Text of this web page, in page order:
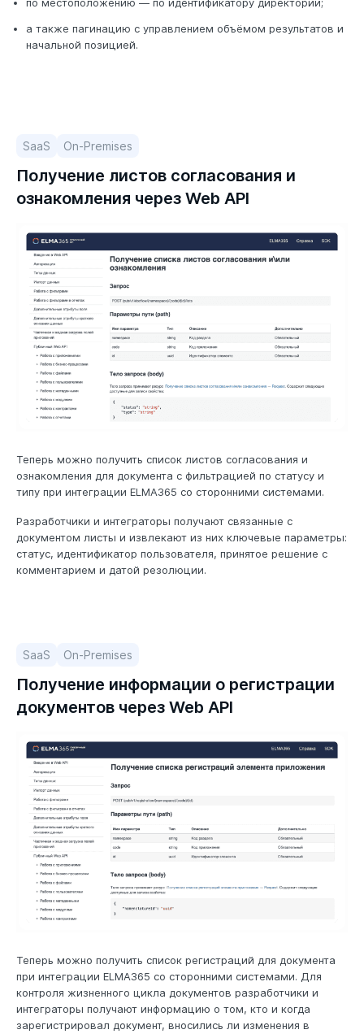
а также пагинацию с управлением объёмом результатов и
начальной позицией.
SaaS On-Premises
Получение листов согласования и
ознакомления через Web API
Теперь можно получить список листов согласования и
ознакомления для документа с фильтрацией по статусу и
типу при интеграции ELMA365 со сторонними системами.
Разработчики и интеграторы получают связанные с
документом листы и извлекают из них ключевые параметры:
статус, идентификатор пользователя, принятое решение с
комментарием и датой резолюции.
SaaS On-Premises
Получение информации о регистрации
документов через Web API
Теперь можно получить список регистраций для документа
при интеграции ELMA365 со сторонними системами. Для
контроля жизненного цикла документов разработчики и
интеграторы получают информацию о том, кто и когда
зарегистрировал документ, вносились ли изменения в